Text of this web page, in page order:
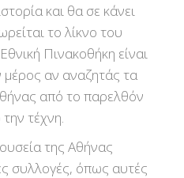
και θα σε κάνει
το λίκνο του
Πινακοθήκη είναι
μέρος αν αναζητάς τα
από το παρελθόν
τέχνη.
της Αθήνας
συλλογές, όπως αυτές